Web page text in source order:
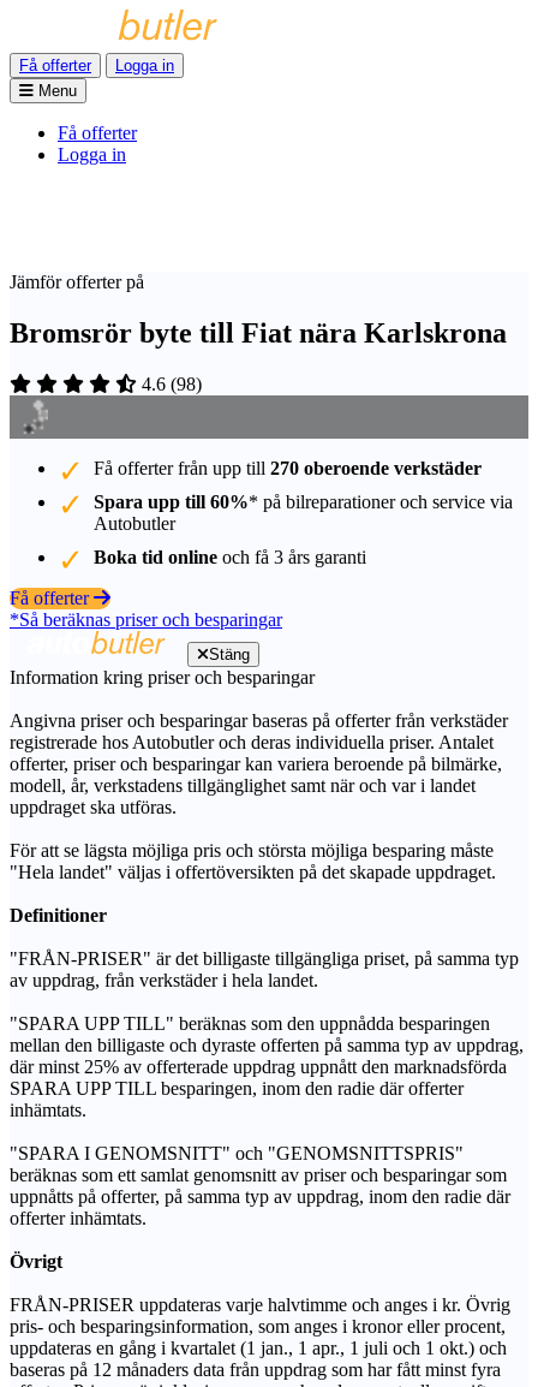
Få offerter
Logga in
Menu
Få offerter
Logga in
Jämför offerter på
Bromsrör byte till Fiat nära Karlskrona
4.6 (98)
Få offerter från upp till 270 oberoende verkstäder
Spara upp till 60%* på bilreparationer och service via
Autobutler
Boka tid online och få 3 års garanti
Få offerter
*Så beräknas priser och besparingar
Stäng
Information kring priser och besparingar
Angivna priser och besparingar baseras på offerter från verkstäder
registrerade hos Autobutler och deras individuella priser. Antalet
offerter, priser och besparingar kan variera beroende på bilmärke,
modell, år, verkstadens tillgänglighet samt när och var i landet
uppdraget ska utföras.
För att se lägsta möjliga pris och största möjliga besparing måste
"Hela landet" väljas i offertöversikten på det skapade uppdraget.
Definitioner
"FRÅN-PRISER" är det billigaste tillgängliga priset, på samma typ
av uppdrag, från verkstäder i hela landet.
"SPARA UPP TILL" beräknas som den uppnådda besparingen
mellan den billigaste och dyraste offerten på samma typ av uppdrag,
där minst 25% av offerterade uppdrag uppnått den marknadsförda
SPARA UPP TILL besparingen, inom den radie där offerter
inhämtats.
"SPARA I GENOMSNITT" och "GENOMSNITTSPRIS"
beräknas som ett samlat genomsnitt av priser och besparingar som
uppnåtts på offerter, på samma typ av uppdrag, inom den radie där
offerter inhämtats.
Övrigt
FRÅN-PRISER uppdateras varje halvtimme och anges i kr. Övrig
pris- och besparingsinformation, som anges i kronor eller procent,
uppdateras en gång i kvartalet (1 jan., 1 apr., 1 juli och 1 okt.) och
baseras på 12 månaders data från uppdrag som har fått minst fyra